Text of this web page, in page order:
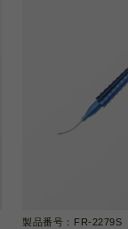
製品番号：FR-2279S